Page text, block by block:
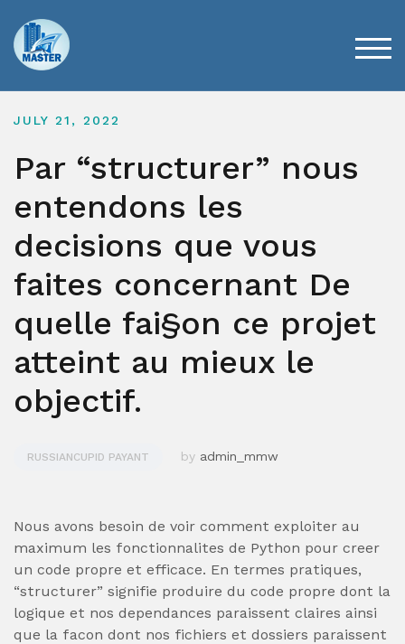
content
JULY 21, 2022
Par “structurer” nous
entendons les
decisions que vous
faites concernant De
quelle fai§on ce projet
atteint au mieux le
objectif.
RUSSIANCUPID PAYANT by admin_mmw
Nous avons besoin de voir comment exploiter au
maximum les fonctionnalites de Python pour creer
un code propre et efficace. En termes pratiques,
“structurer” signifie produire du code propre dont la
logique et nos dependances paraissent claires ainsi
que la facon dont nos fichiers et dossiers paraissent